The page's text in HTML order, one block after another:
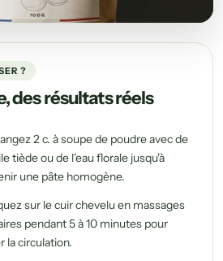
?
des résultats réels
2 c. à soupe de poudre avec de
tiède ou de l'eau florale jusqu'à
une pâte homogène.
sur le cuir chevelu en massages
pendant 5 à 10 minutes pour
la circulation.